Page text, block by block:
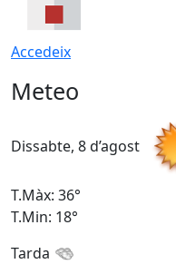
Accedeix
Meteo
Dissabte, 8 d’agost
T.Màx: 36°
T.Min: 18°
Tarda